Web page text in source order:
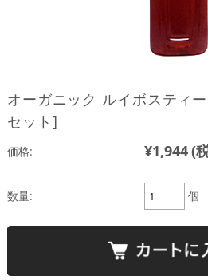
オーガニック ルイボスティ
セット]
価格: ¥1,944(
数量: 個